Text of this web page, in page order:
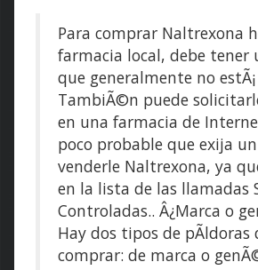
Para comprar Naltrexona
farmacia local, debe tener
que generalmente no
TambiÃ©n puede
en una farmacia de
poco probable que exija
venderle Naltrexona, ya
en la lista de las llamadas
Controladas.. Â¿Marca o
Hay dos tipos de pÃ­ldoras
comprar: de marca o